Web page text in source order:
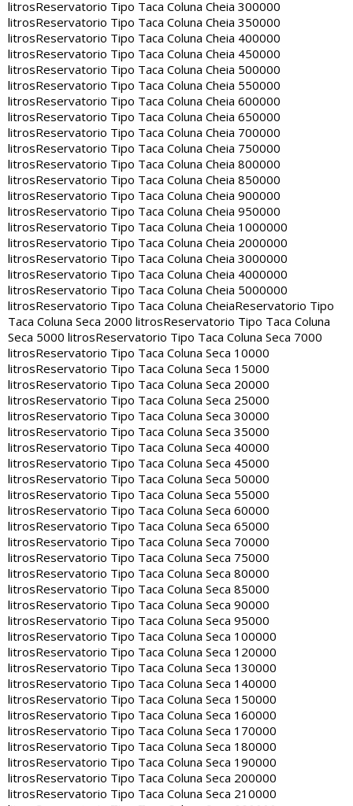
litrosReservatorio Tipo Taca Coluna Cheia 300000
litrosReservatorio Tipo Taca Coluna Cheia 350000
litrosReservatorio Tipo Taca Coluna Cheia 400000
litrosReservatorio Tipo Taca Coluna Cheia 450000
litrosReservatorio Tipo Taca Coluna Cheia 500000
litrosReservatorio Tipo Taca Coluna Cheia 550000
litrosReservatorio Tipo Taca Coluna Cheia 600000
litrosReservatorio Tipo Taca Coluna Cheia 650000
litrosReservatorio Tipo Taca Coluna Cheia 700000
litrosReservatorio Tipo Taca Coluna Cheia 750000
litrosReservatorio Tipo Taca Coluna Cheia 800000
litrosReservatorio Tipo Taca Coluna Cheia 850000
litrosReservatorio Tipo Taca Coluna Cheia 900000
litrosReservatorio Tipo Taca Coluna Cheia 950000
litrosReservatorio Tipo Taca Coluna Cheia 1000000
litrosReservatorio Tipo Taca Coluna Cheia 2000000
litrosReservatorio Tipo Taca Coluna Cheia 3000000
litrosReservatorio Tipo Taca Coluna Cheia 4000000
litrosReservatorio Tipo Taca Coluna Cheia 5000000
litrosReservatorio Tipo Taca Coluna CheiaReservatorio Tipo
Taca Coluna Seca 2000 litrosReservatorio Tipo Taca Coluna
Seca 5000 litrosReservatorio Tipo Taca Coluna Seca 7000
litrosReservatorio Tipo Taca Coluna Seca 10000
litrosReservatorio Tipo Taca Coluna Seca 15000
litrosReservatorio Tipo Taca Coluna Seca 20000
litrosReservatorio Tipo Taca Coluna Seca 25000
litrosReservatorio Tipo Taca Coluna Seca 30000
litrosReservatorio Tipo Taca Coluna Seca 35000
litrosReservatorio Tipo Taca Coluna Seca 40000
litrosReservatorio Tipo Taca Coluna Seca 45000
litrosReservatorio Tipo Taca Coluna Seca 50000
litrosReservatorio Tipo Taca Coluna Seca 55000
litrosReservatorio Tipo Taca Coluna Seca 60000
litrosReservatorio Tipo Taca Coluna Seca 65000
litrosReservatorio Tipo Taca Coluna Seca 70000
litrosReservatorio Tipo Taca Coluna Seca 75000
litrosReservatorio Tipo Taca Coluna Seca 80000
litrosReservatorio Tipo Taca Coluna Seca 85000
litrosReservatorio Tipo Taca Coluna Seca 90000
litrosReservatorio Tipo Taca Coluna Seca 95000
litrosReservatorio Tipo Taca Coluna Seca 100000
litrosReservatorio Tipo Taca Coluna Seca 120000
litrosReservatorio Tipo Taca Coluna Seca 130000
litrosReservatorio Tipo Taca Coluna Seca 140000
litrosReservatorio Tipo Taca Coluna Seca 150000
litrosReservatorio Tipo Taca Coluna Seca 160000
litrosReservatorio Tipo Taca Coluna Seca 170000
litrosReservatorio Tipo Taca Coluna Seca 180000
litrosReservatorio Tipo Taca Coluna Seca 190000
litrosReservatorio Tipo Taca Coluna Seca 200000
litrosReservatorio Tipo Taca Coluna Seca 210000